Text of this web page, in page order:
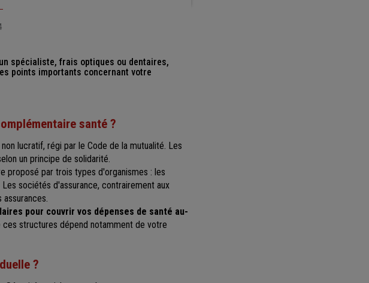
spécialiste, frais optiques ou dentaires,
points importants concernant votre
santé ?
lucratif, régi par le Code de la mutualité. Les
un principe de solidarité.
proposé par trois types d'organismes : les
sociétés d'assurance, contrairement aux
pour couvrir vos dépenses de santé au-
ces structures dépend notamment de votre
?